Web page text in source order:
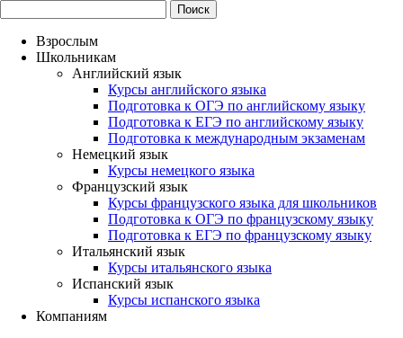
Взрослым
Школьникам
Английский язык
Курсы английского языка
Подготовка к ОГЭ по английскому языку
Подготовка к ЕГЭ по английскому языку
Подготовка к международным экзаменам
Немецкий язык
Курсы немецкого языка
Французский язык
Курсы французского языка для школьников
Подготовка к ОГЭ по французскому языку
Подготовка к ЕГЭ по французскому языку
Итальянский язык
Курсы итальянского языка
Испанский язык
Курсы испанского языка
Компаниям